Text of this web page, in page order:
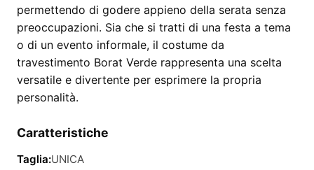
permettendo di godere appieno della serata senza
preoccupazioni. Sia che si tratti di una festa a tema
o di un evento informale, il costume da
travestimento Borat Verde rappresenta una scelta
versatile e divertente per esprimere la propria
personalità.
Caratteristiche
Taglia:UNICA